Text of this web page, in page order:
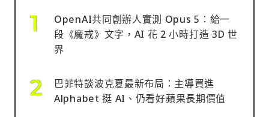
OpenAI共同創辦人實測 Opus 5：給一
段《魔戒》文字，AI 花 2 小時打造 3D 世
界
巴菲特談波克夏最新布局：主導買進
Alphabet 挺 AI、仍看好蘋果長期價值